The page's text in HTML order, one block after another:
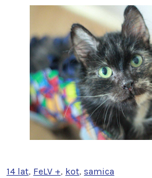
14 lat, FeLV +, kot, samica